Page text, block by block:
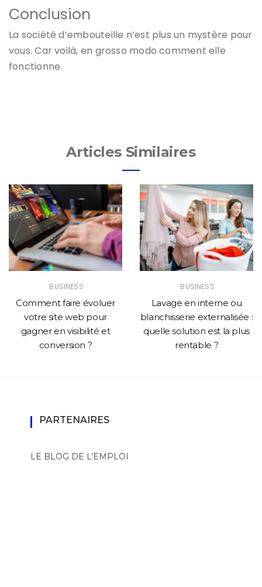
Conclusion
La société d’embouteille n’est plus un mystère pour
vous. Car voilà, en grosso modo comment elle
fonctionne.
Articles Similaires
BUSINESS
Comment faire évoluer
votre site web pour
gagner en visibilité et
conversion ?
BUSINESS
Lavage en interne ou
blanchisserie externalisée :
quelle solution est la plus
rentable ?
PARTENAIRES
LE BLOG DE L’EMPLOI